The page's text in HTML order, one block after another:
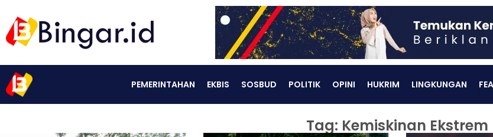
PEMERINTAHAN EKBIS SOSBUD POLITIK OPINI HUKRIM LINGKUNGAN
Tag: Kemiskinan Ekstrem